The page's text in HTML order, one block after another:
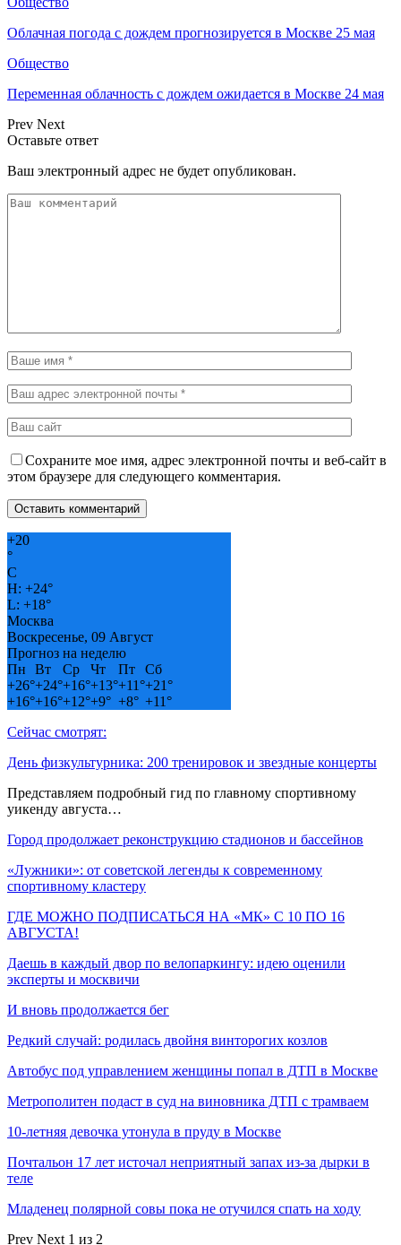
Облачная погода с дождем прогнозируется в Москве 25 мая
Общество
Переменная облачность с дождем ожидается в Москве 24 мая
Prev Next
Оставьте ответ
Ваш электронный адрес не будет опубликован.
Сохраните мое имя, адрес электронной почты и веб-сайт в
этом браузере для следующего комментария.
+20
°
C
H: +24°
L: +18°
Москва
Воскресенье, 09 Август
Прогноз на неделю
Пн
Вт Ср Чт Пт
Сб
+26°+24°+16°+13°+11°+21°
+16°+16°+12°+9° +8° +11°
Сейчас смотрят:
День физкультурника: 200 тренировок и звездные концерты
Представляем подробный гид по главному спортивному
уикенду августа…
Город продолжает реконструкцию стадионов и бассейнов
«Лужники»: от советской легенды к современному
спортивному кластеру
ГДЕ МОЖНО ПОДПИСАТЬСЯ НА «МК» С 10 ПО 16
АВГУСТА!
Даешь в каждый двор по велопаркингу: идею оценили
эксперты и москвичи
И вновь продолжается бег
Редкий случай: родилась двойня винторогих козлов
Автобус под управлением женщины попал в ДТП в Москве
Метрополитен подаст в суд на виновника ДТП с трамваем
10-летняя девочка утонула в пруду в Москве
Почтальон 17 лет источал неприятный запах из-за дырки в
теле
Младенец полярной совы пока не отучился спать на ходу
Prev Next 1 из 2